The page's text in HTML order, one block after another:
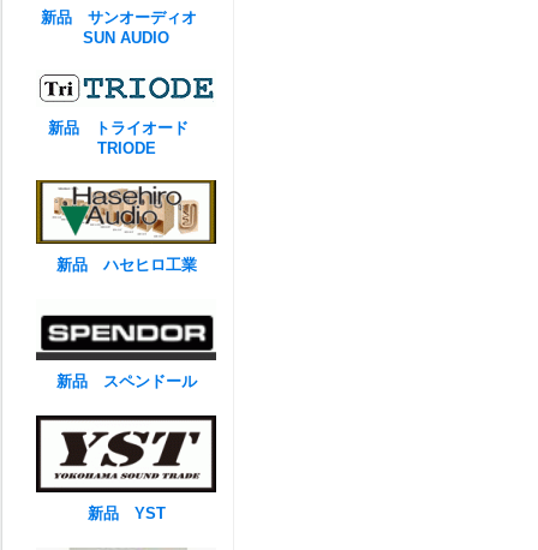
新品 サンオーディオ
SUN AUDIO
新品 トライオード
TRIODE
新品 ハセヒロ工業
新品 スペンドール
新品 YST